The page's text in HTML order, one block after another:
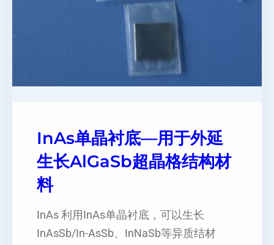
InAs单晶衬底—用于外延
生长AlGaSb超晶格结构材
料
InAs 利用InAs单晶衬底，可以生长
InAsSb/In-AsSb、InNaSb等异质结材